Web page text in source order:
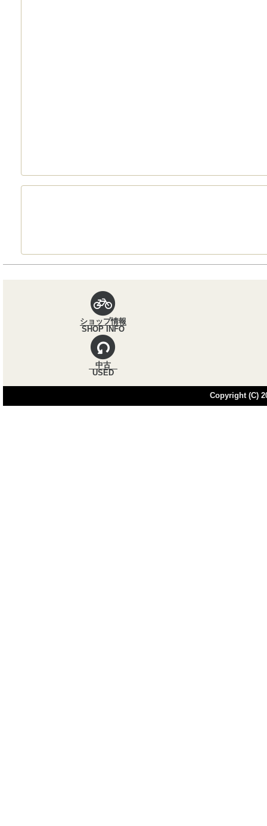
ショップ情報
SHOP INFO
中古
USED
Copyright (C)